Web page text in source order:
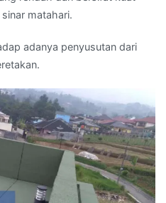
matahari.
adanya penyusutan dari